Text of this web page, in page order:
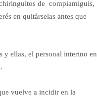
de compiamiguis,
en quitárselas antes que
y ellas, el personal interino en
vuelve a incidir en la